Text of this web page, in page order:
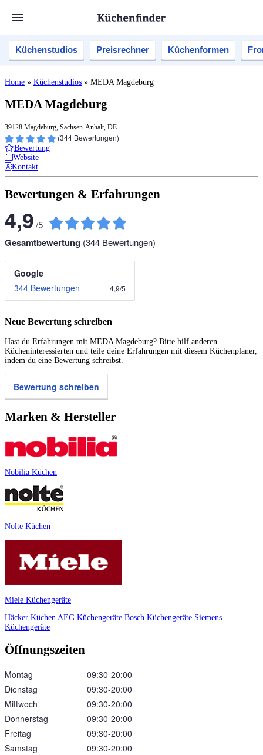
Küchenstudios Preisrechner Küchenformen
Home » Küchenstudios » MEDA Magdeburg
MEDA Magdeburg
39128 Magdeburg, Sachsen-Anhalt, DE
(344 Bewertungen)
Bewertung
Website
Kontakt
Bewertungen & Erfahrungen
4,9/5
Gesamtbewertung (344 Bewertungen)
Google
344 Bewertungen
4,9/5
Neue Bewertung schreiben
Hast du Erfahrungen mit MEDA Magdeburg? Bitte hilf anderen
Kücheninteressierten und teile deine Erfahrungen mit diesem Küchenplaner,
indem du eine Bewertung schreibst.
Bewertung schreiben
Marken & Hersteller
Nobilia Küchen
Nolte Küchen
Miele Küchengeräte
Häcker Küchen AEG Küchengeräte Bosch Küchengeräte Siemens
Küchengeräte
Öffnungszeiten
Montag
09:30‑20:00
Dienstag
09:30‑20:00
Mittwoch
09:30‑20:00
Donnerstag
09:30‑20:00
Freitag
09:30‑20:00
Samstag
09:30‑20:00